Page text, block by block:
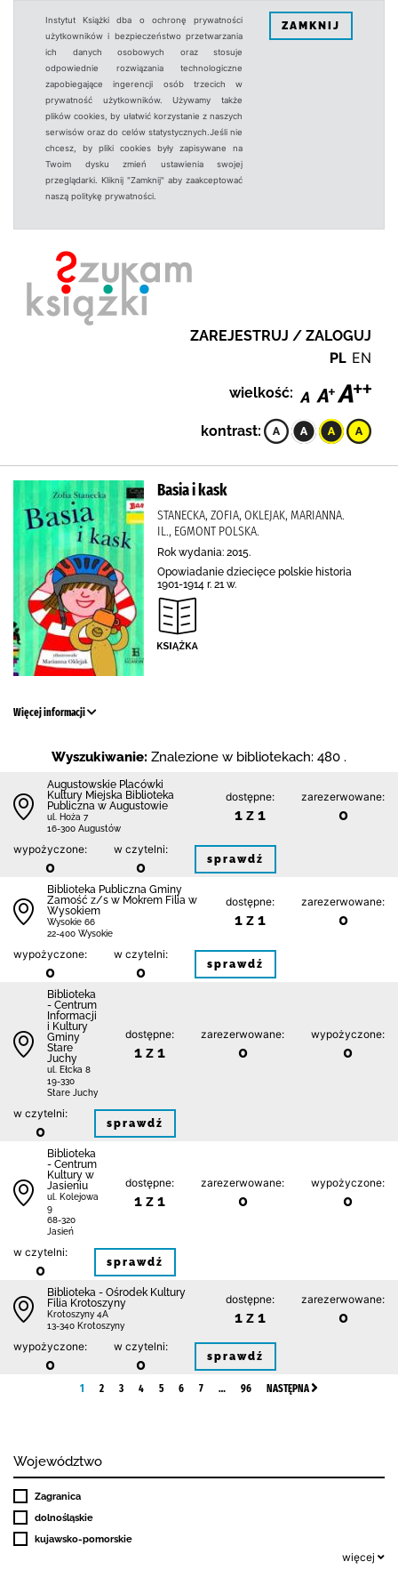
Instytut Książki dba o ochronę prywatności
użytkowników i bezpieczeństwo przetwarzania
ich danych osobowych oraz stosuje
odpowiednie rozwiązania technologiczne
zapobiegające ingerencji osób trzecich w
prywatność użytkowników. Używamy także
plików cookies, by ułatwić korzystanie z naszych
serwisów oraz do celów statystycznych.Jeśli nie
chcesz, by pliki cookies były zapisywane na
Twoim dysku zmień ustawienia swojej
przeglądarki. Kliknij "Zamknij" aby zaakceptować
naszą politykę prywatności.
ZAMKNIJ
ZAREJESTRUJ / ZALOGUJ
PL EN
wielkość:
kontrast:
Basia i kask
STANECKA, ZOFIA, OKLEJAK, MARIANNA.
IL., EGMONT POLSKA.
Rok wydania: 2015.
Opowiadanie dziecięce polskie historia
1901-1914 r. 21 w.
Więcej informacji
Wyszukiwanie: Znalezione w bibliotekach: 480 .
Augustowskie Placówki
Kultury Miejska Biblioteka
Publiczna w Augustowie
ul. Hoża 7
16-300 Augustów
dostępne:
1 z 1
zarezerwowane:
0
wypożyczone:
0
w czytelni:
0 sprawdź
Biblio­teka Publiczna Gminy
Zamość z/s w Mokrem Filia w
Wysokiem
Wysokie 66
22-400 Wysokie
dostępne:
1 z 1
zarezerwowane:
0
wypożyczone:
0
w czytelni:
0 sprawdź
Biblioteka
- Centrum
Informacji
i Kultury
Gminy
Stare
Juchy
ul. Ełcka 8
19-330
Stare Juchy
dostępne:
1 z 1
zarezerwowane:
0
wypożyczone:
0
w czytelni:
0 sprawdź
Biblioteka
- Centrum
Kultury w
Jasieniu
ul. Kolejowa
9
68-320
Jasień
dostępne:
1 z 1
zarezerwowane:
0
wypożyczone:
0
w czytelni:
0 sprawdź
Biblioteka - Ośrodek Kultury
Filia Krotoszyny
Krotoszyny 4A
13-340 Krotoszyny
dostępne:
1 z 1
zarezerwowane:
0
wypożyczone:
0
w czytelni:
0 sprawdź
1 2 3 4 5 6 7 … 96 NASTĘPNA
Województwo
Zagranica
dolnośląskie
kujawsko-pomorskie
więcej